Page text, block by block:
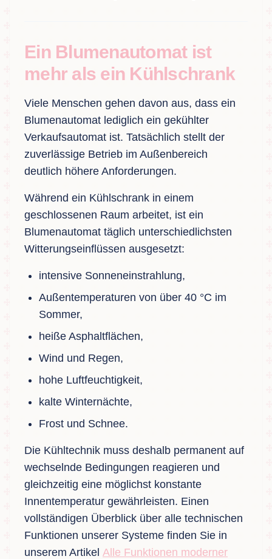
Ein Blumenautomat ist
mehr als ein Kühlschrank
Viele Menschen gehen davon aus, dass ein
Blumenautomat lediglich ein gekühlter
Verkaufsautomat ist. Tatsächlich stellt der
zuverlässige Betrieb im Außenbereich
deutlich höhere Anforderungen.
Während ein Kühlschrank in einem
geschlossenen Raum arbeitet, ist ein
Blumenautomat täglich unterschiedlichsten
Witterungseinflüssen ausgesetzt:
intensive Sonneneinstrahlung,
Außentemperaturen von über 40 °C im
Sommer,
heiße Asphaltflächen,
Wind und Regen,
hohe Luftfeuchtigkeit,
kalte Winternächte,
Frost und Schnee.
Die Kühltechnik muss deshalb permanent auf
wechselnde Bedingungen reagieren und
gleichzeitig eine möglichst konstante
Innentemperatur gewährleisten. Einen
vollständigen Überblick über alle technischen
Funktionen unserer Systeme finden Sie in
unserem Artikel Alle Funktionen moderner